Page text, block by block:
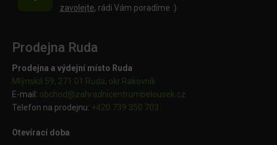
zavolejte, rádi Vám poradíme :)
Prodejna Ruda
Prodejna a výdejní místo Ruda
Mlýnská 59, 271 01 Ruda, okr.Rakovník
E-mail: obchod@zahradnicentrumbelousek.cz
Telefon na prodejnu: +420 739 350 703
Otevírací doba